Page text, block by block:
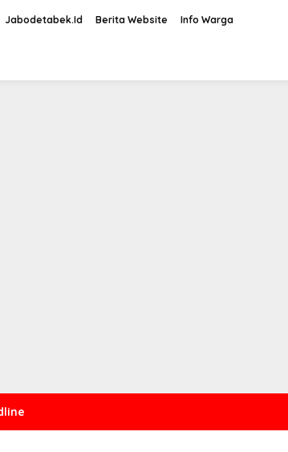
Jabodetabek.Id Berita Website Info Warga